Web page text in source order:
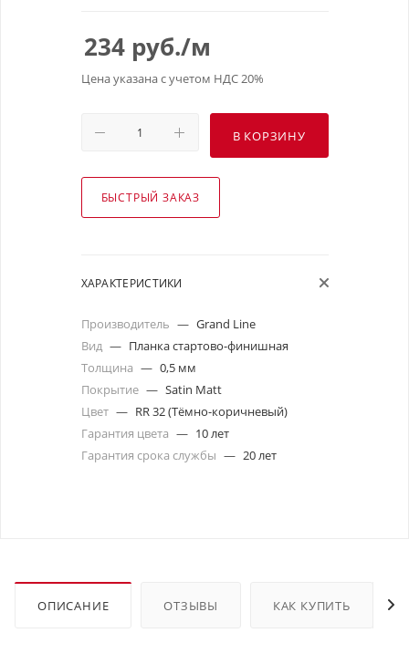
234руб./м
Цена указана с учетом НДС 20%
В КОРЗИНУ
БЫСТРЫЙ ЗАКАЗ
ХАРАКТЕРИСТИКИ
Производитель — Grand Line
Вид — Планка стартово-финишная
Толщина — 0,5 мм
Покрытие — Satin Matt
Цвет — RR 32 (Тёмно-коричневый)
Гарантия цвета — 10 лет
Гарантия срока службы — 20 лет
ОПИСАНИЕ ОТЗЫВЫ КАК КУПИТЬ